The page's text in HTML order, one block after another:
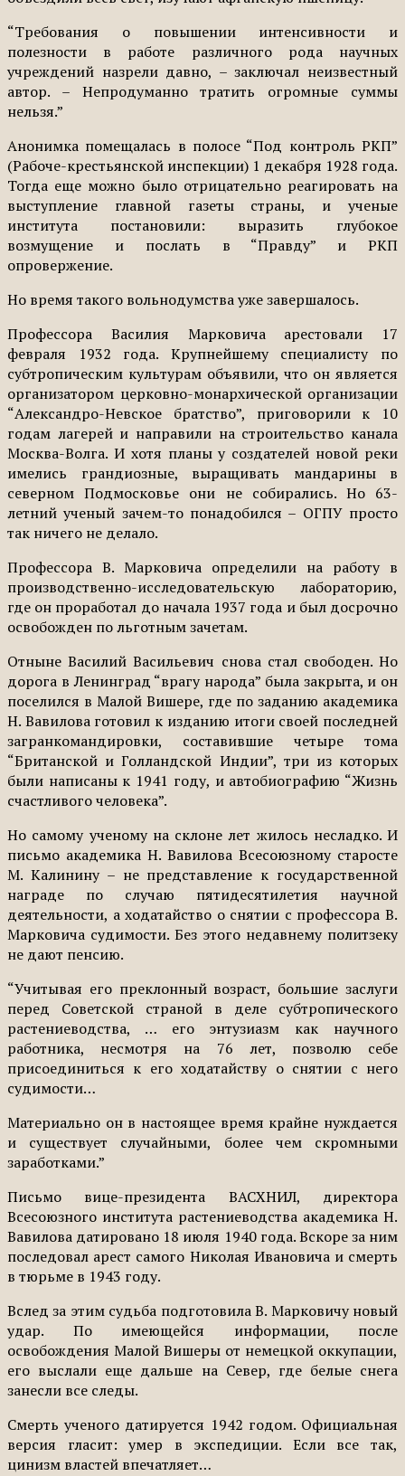
“Требования о повышении интенсивности и
полезности в работе различного рода научных
учреждений назрели давно, – заключал неизвестный
автор. – Непродуманно тратить огромные суммы
нельзя.”
Анонимка помещалась в полосе “Под контроль РКП”
(Рабоче-крестьянской инспекции) 1 декабря 1928 года.
Тогда еще можно было отрицательно реагировать на
выступление главной газеты страны, и ученые
института постановили: выразить глубокое
возмущение и послать в “Правду” и РКП
опровержение.
Но время такого вольнодумства уже завершалось.
Профессора Василия Марковича арестовали 17
февраля 1932 года. Крупнейшему специалисту по
субтропическим культурам объявили, что он является
организатором церковно-монархической организации
“Александро-Невское братство”, приговорили к 10
годам лагерей и направили на строительство канала
Москва-Волга. И хотя планы у создателей новой реки
имелись грандиозные, выращивать мандарины в
северном Подмосковье они не собирались. Но 63-
летний ученый зачем-то понадобился – ОГПУ просто
так ничего не делало.
Профессора В. Марковича определили на работу в
производственно-исследовательскую лабораторию,
где он проработал до начала 1937 года и был досрочно
освобожден по льготным зачетам.
Отныне Василий Васильевич снова стал свободен. Но
дорога в Ленинград “врагу народа” была закрыта, и он
поселился в Малой Вишере, где по заданию академика
Н. Вавилова готовил к изданию итоги своей последней
загранкомандировки, составившие четыре тома
“Британской и Голландской Индии”, три из которых
были написаны к 1941 году, и автобиографию “Жизнь
счастливого человека”.
Но самому ученому на склоне лет жилось несладко. И
письмо академика Н. Вавилова Всесоюзному старосте
М. Калинину – не представление к государственной
награде по случаю пятидесятилетия научной
деятельности, а ходатайство о снятии с профессора В.
Марковича судимости. Без этого недавнему политзеку
не дают пенсию.
“Учитывая его преклонный возраст, большие заслуги
перед Советской страной в деле субтропического
растениеводства, … его энтузиазм как научного
работника, несмотря на 76 лет, позволю себе
присоединиться к его ходатайству о снятии с него
судимости…
Материально он в настоящее время крайне нуждается
и существует случайными, более чем скромными
заработками.”
Письмо вице-президента ВАСХНИЛ, директора
Всесоюзного института растениеводства академика Н.
Вавилова датировано 18 июля 1940 года. Вскоре за ним
последовал арест самого Николая Ивановича и смерть
в тюрьме в 1943 году.
Вслед за этим судьба подготовила В. Марковичу новый
удар. По имеющейся информации, после
освобождения Малой Вишеры от немецкой оккупации,
его выслали еще дальше на Север, где белые снега
занесли все следы.
Смерть ученого датируется 1942 годом. Официальная
версия гласит: умер в экспедиции. Если все так,
цинизм властей впечатляет…